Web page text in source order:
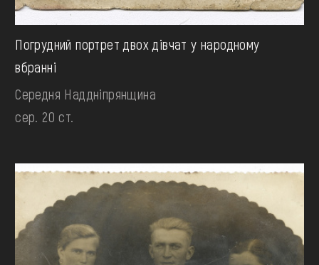
Погрудний портрет двох дівчат у народному
вбранні
Середня Наддніпрянщина
сер. 20 ст.